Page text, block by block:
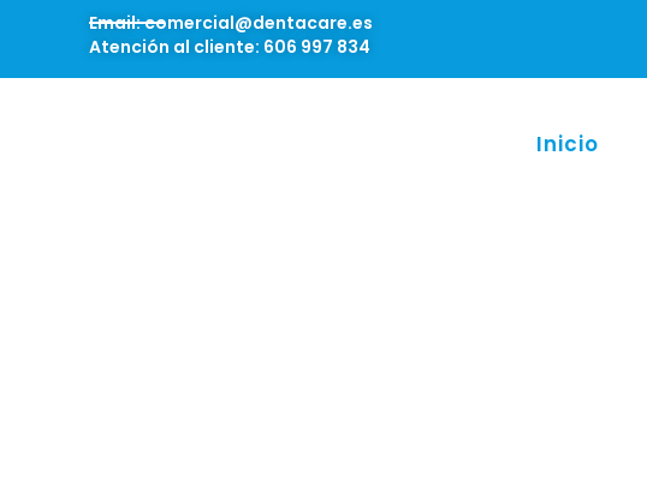
Email: comercial@dentacare.es
Atención al cliente: 606 997 834
Inicio